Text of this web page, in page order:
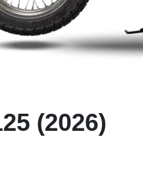
(2026)